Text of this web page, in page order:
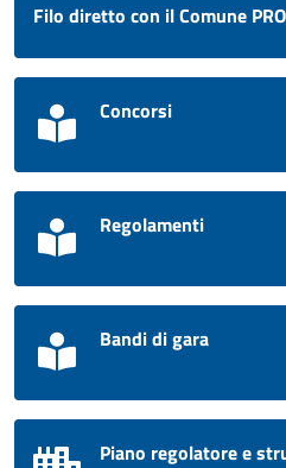
Filo diretto con il Comune
Concorsi
Regolamenti
Bandi di gara
Piano regolatore e